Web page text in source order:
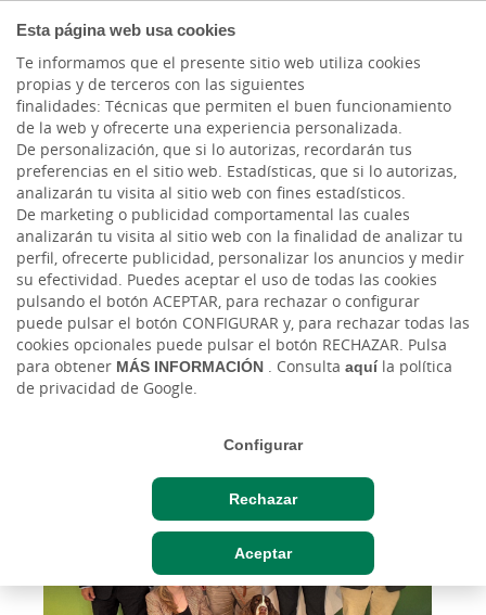
Esta página web usa cookies
Te informamos que el presente sitio web utiliza cookies
propias y de terceros con las siguientes
finalidades: Técnicas que permiten el buen funcionamiento
de la web y ofrecerte una experiencia personalizada.
De personalización, que si lo autorizas, recordarán tus
preferencias en el sitio web. Estadísticas, que si lo autorizas,
analizarán tu visita al sitio web con fines estadísticos.
De marketing o publicidad comportamental las cuales
analizarán tu visita al sitio web con la finalidad de analizar tu
perfil, ofrecerte publicidad, personalizar los anuncios y medir
su efectividad. Puedes aceptar el uso de todas las cookies
pulsando el botón ACEPTAR, para rechazar o configurar
puede pulsar el botón CONFIGURAR y, para rechazar todas las
cookies opcionales puede pulsar el botón RECHAZAR. Pulsa
para obtener MÁS INFORMACIÓN . Consulta aquíla política
de privacidad de Google.
Configurar
Rechazar
Aceptar
Actualidad
Cajasiete y la Asociación
Cinófila de Tenerife
firman convenio de
colaboración
Vie, 24/04/2026 - 12:00